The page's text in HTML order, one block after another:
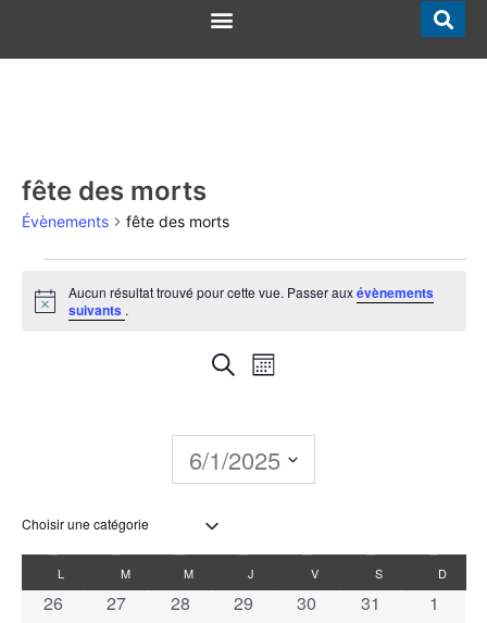
fête des morts
Évènements fête des morts
Notice
Aucun résultat trouvé pour cette vue. Passer auxévènements
suivants .
Recherche
navigation
vues
Évènements
RechercheNavigation
vues
Évènement
Mois
6/1/2025
Sélectionnez
une
date.Calendrier
L M M J V S D
0 évènements
26 0 évènements
27 0 évènements
28 0 évènements
29 0 évènements
30 0 évènements
31 0
1